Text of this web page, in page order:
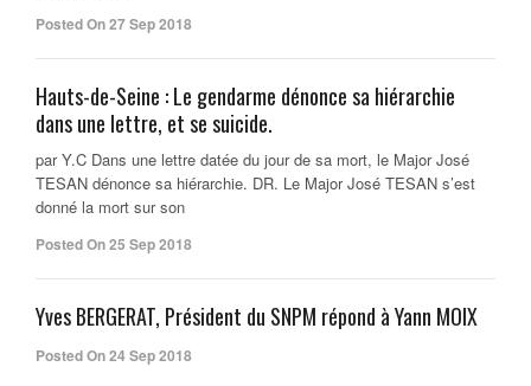
Posted On 27 Sep 2018
Hauts-de-Seine : Le gendarme dénonce sa hiérarchie
dans une lettre, et se suicide.
par Y.C Dans une lettre datée du jour de sa mort, le Major José
TESAN dénonce sa hiérarchie. DR. Le Major José TESAN s’est
donné la mort sur son
Posted On 25 Sep 2018
Yves BERGERAT, Président du SNPM répond à Yann MOIX
Posted On 24 Sep 2018